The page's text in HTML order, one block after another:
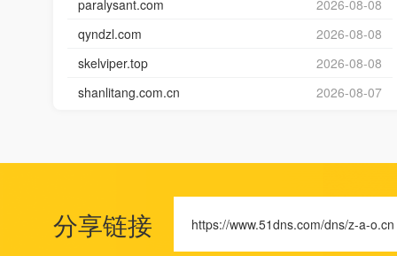
paralysant.com
2026-08-08
qyndzl.com
2026-08-08
skelviper.top
2026-08-08
shanlitang.com.cn
2026-08-07
分享链接 https://www.51dns.com/dns/z-a-o.cn